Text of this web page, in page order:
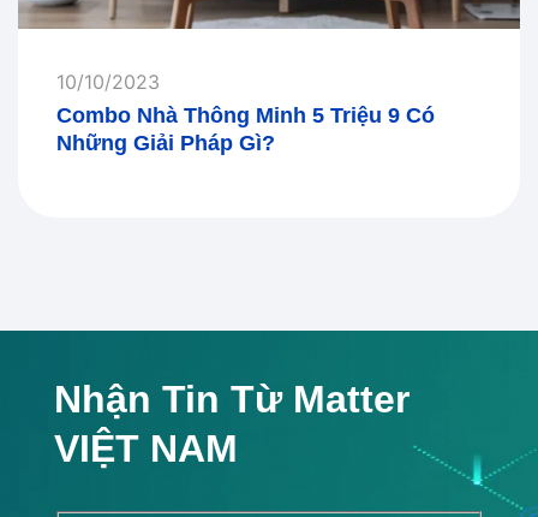
Combo Nhà Thông Minh 5 Triệu 9 Có
Những Giải Pháp Gì?
10/10/2023
Nhận Tin Từ Matter
VIỆT NAM